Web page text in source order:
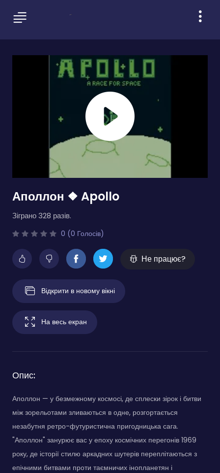
Аполлон ❖ Apollo
Зіграно 328 разів.
0 (0 Голосів)
Не працює?
Відкрити в новому вікні
На весь екран
Опис:
Аполлон — у безмежному космосі, де сплески зірок і битви
між зорельотами зливаються в одне, розгортається
незабутня ретро-футуристична пригодницька сага.
"Аполлон" занурює вас у епоху космічних перегонів 1969
року, де історії стилю аркадних шутерів переплітаються з
епічними битвами проти таємничих інопланетян і